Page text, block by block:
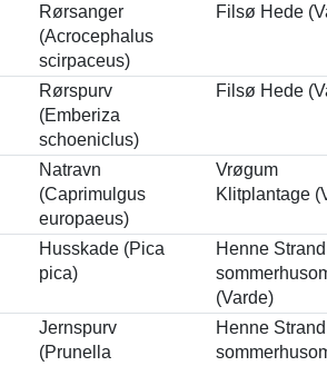
Rørsanger
(Acrocephalus
scirpaceus)
Filsø Hede
Rørspurv
(Emberiza
schoeniclus)
Filsø Hede
Natravn
(Caprimulgus
europaeus)
Vrøgum
Klitplantage
Husskade (Pica
pica)
Henne Strand
(Varde)
Jernspurv
(Prunella
Henne Strand